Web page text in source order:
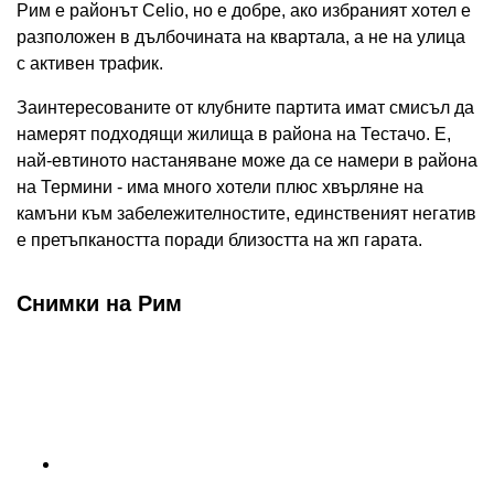
Рим е районът Celio, но е добре, ако избраният хотел е
разположен в дълбочината на квартала, а не на улица
с активен трафик.
Заинтересованите от клубните партита имат смисъл да
намерят подходящи жилища в района на Тестачо. Е,
най-евтиното настаняване може да се намери в района
на Термини - има много хотели плюс хвърляне на
камъни към забележителностите, единственият негатив
е претъпкаността поради близостта на жп гарата.
Снимки на Рим